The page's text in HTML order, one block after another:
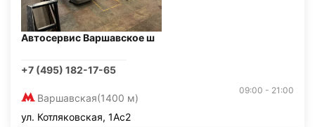
Автосервис Варшавское ш
+7 (495) 182-17-65
Варшавская(1400 м)
09:00 - 21:00
ул. Котляковская, 1Ас2